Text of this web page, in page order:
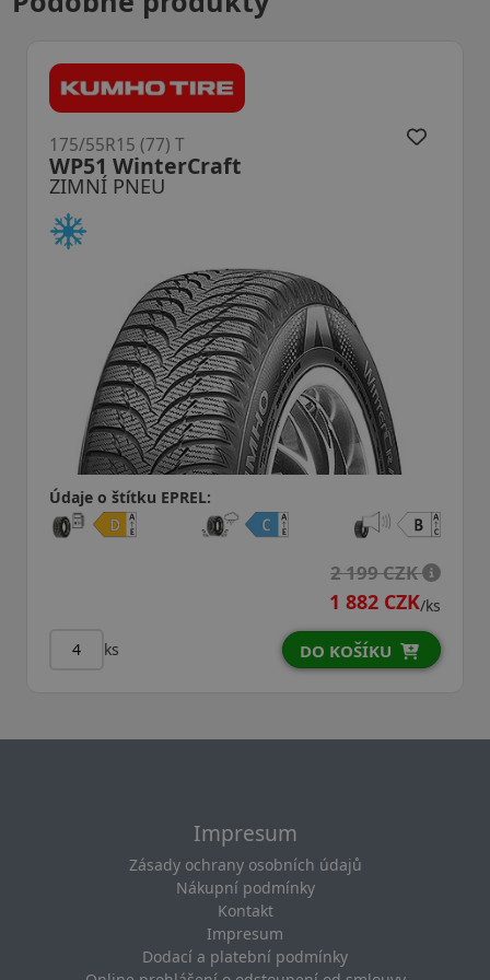
ZIMNÍ PNEU
WP51 WinterCraft
175/55R15 (77) T
Údaje o štítku EPREL:
2 199 CZK
1 882 CZK/ks
ks DO KOŠÍKU
Impresum
Zásady ochrany osobních údajů
Nákupní podmínky
Kontakt
Impresum
Dodací a platební podmínky